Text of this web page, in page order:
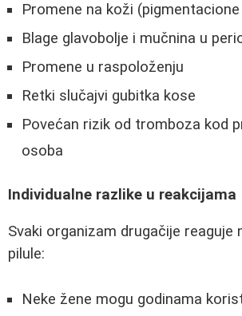
Promene na koži
Blage glavobolje i mučnina u
Promene u raspoloženju
Retki slučajvi gubitka kose
Povećan rizik od tromboza kod
osoba
Individualne razlike u reakcijama
Svaki organizam drugačije reaguje
pilule:
Neke žene mogu godinama